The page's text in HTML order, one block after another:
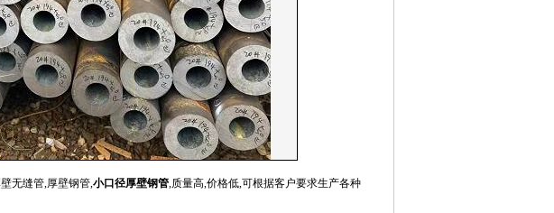
无缝管,厚壁钢管,小口径厚壁钢管,质量高,价格低,可根据客户要求生产各种